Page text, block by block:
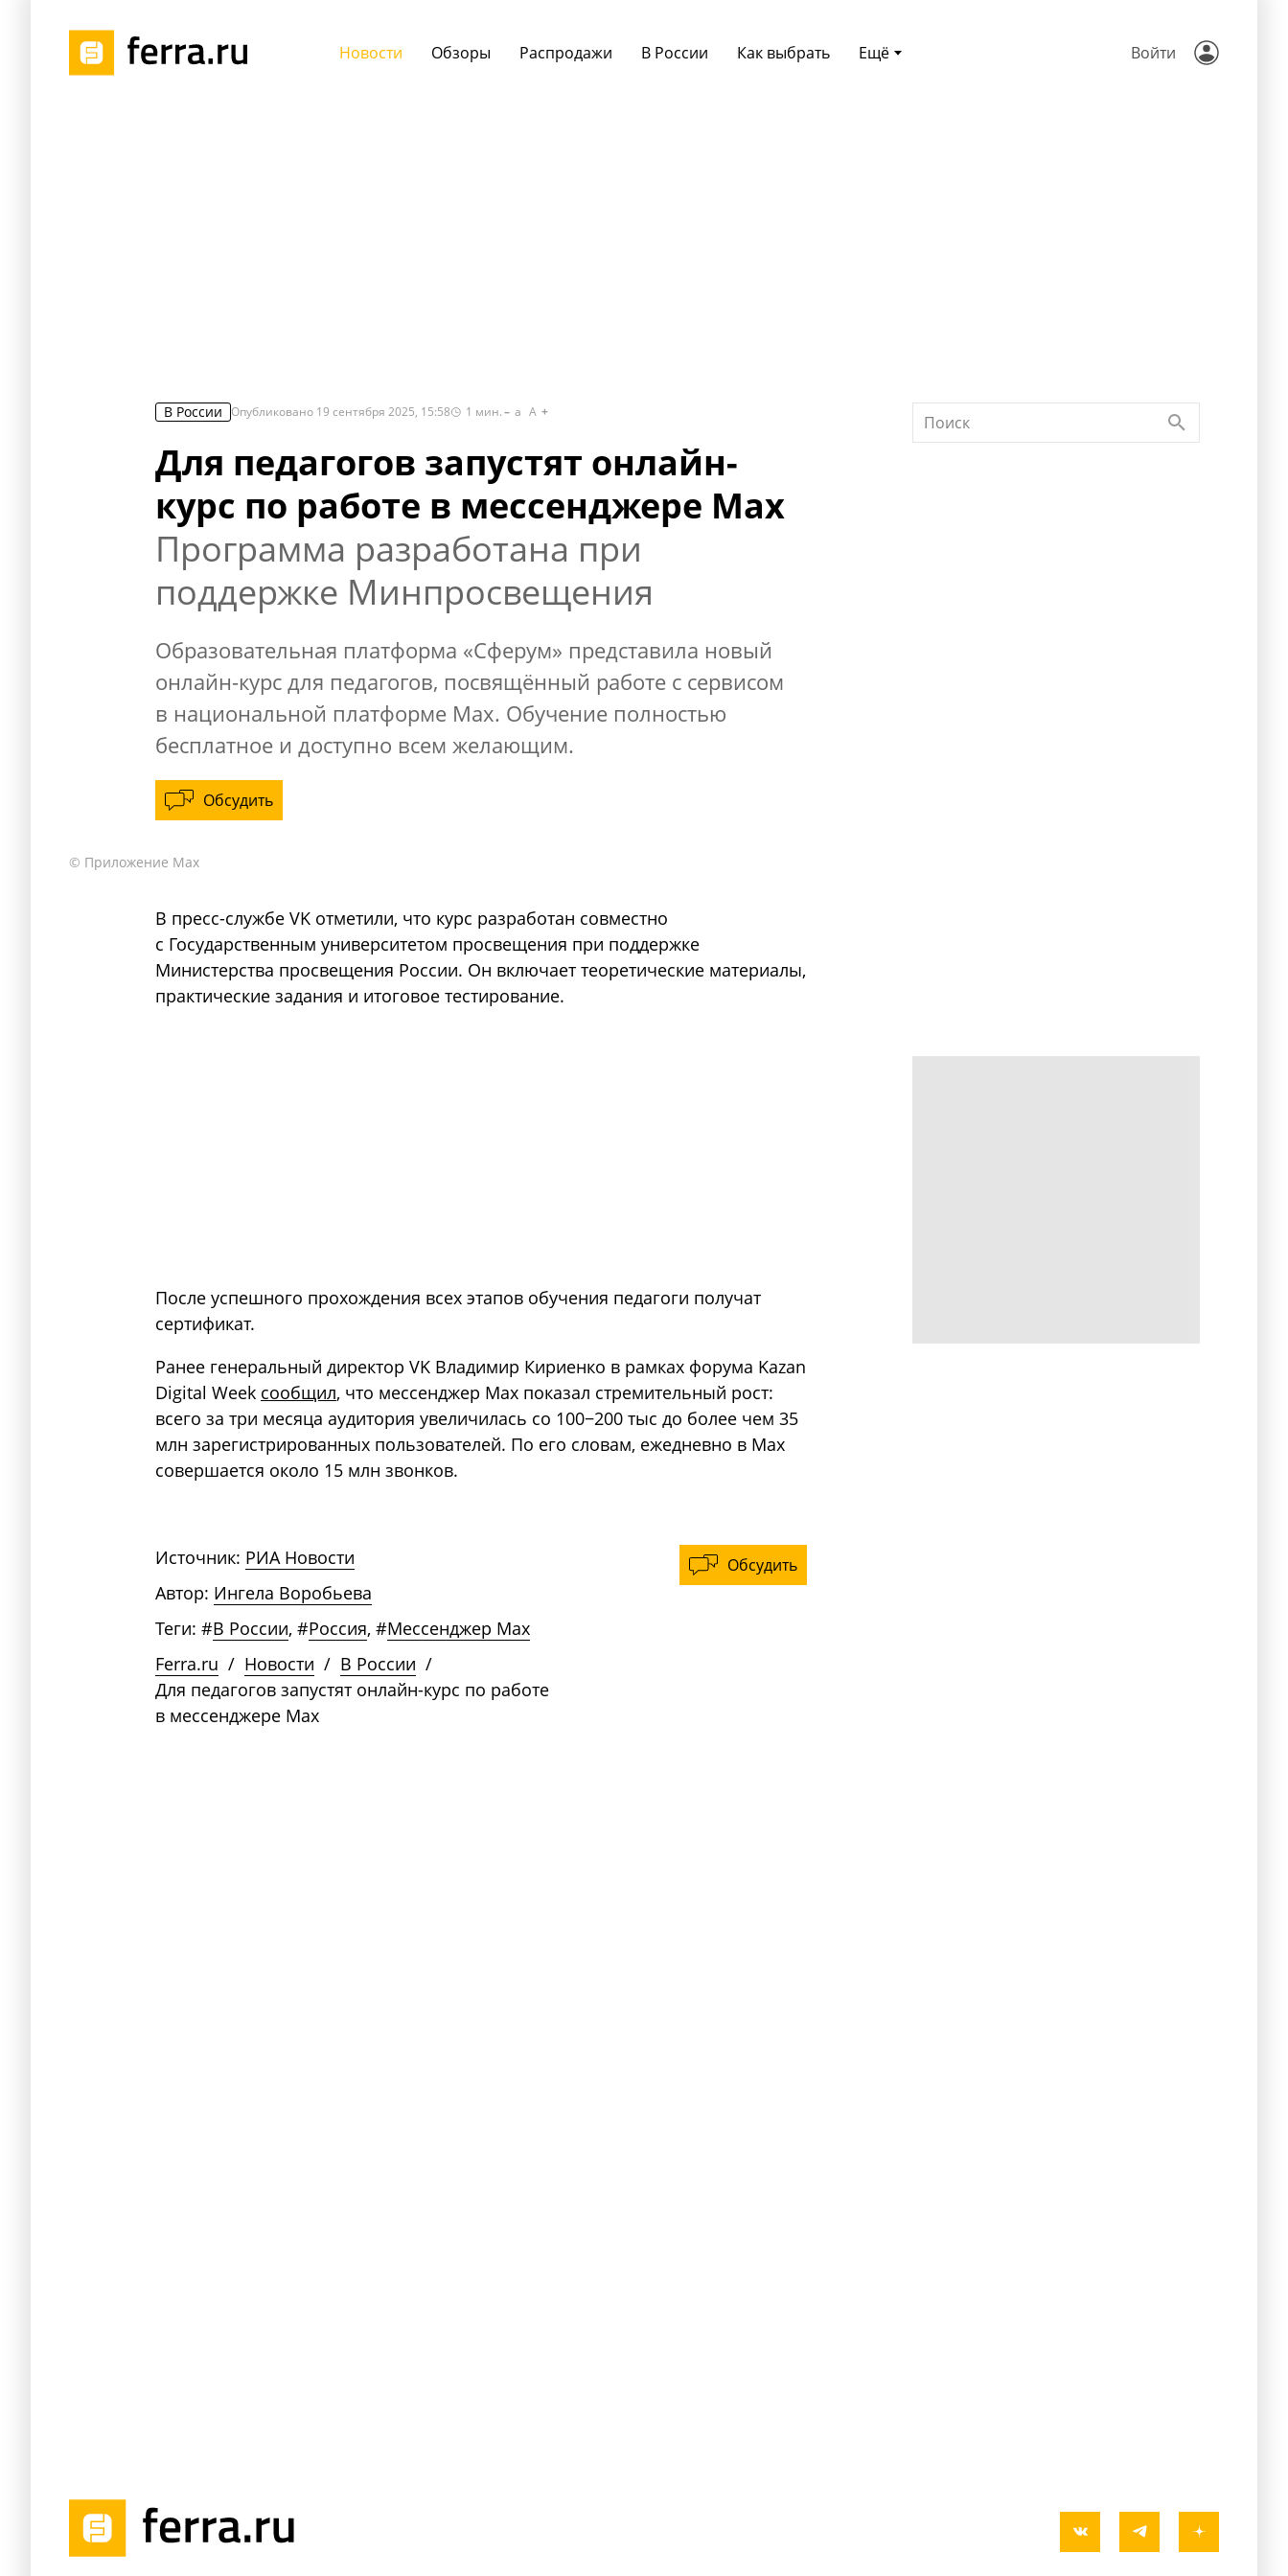
Ещё
Новости Обзоры Распродажи В России Как выбрать Войти
В России Опубликовано 19 сентября 2025, 15:58 1 мин. a A
Для педагогов запустят онлайн-
курс по работе в мессенджере Max
Программа разработана при
поддержке Минпросвещения
Образовательная платформа «Сферум» представила новый
онлайн-курс для педагогов, посвящённый работе с сервисом
в национальной платформе Max. Обучение полностью
бесплатное и доступно всем желающим.
Обсудить
© Приложение Max
В пресс-службе VK отметили, что курс разработан совместно
с Государственным университетом просвещения при поддержке
Министерства просвещения России. Он включает теоретические материалы,
практические задания и итоговое тестирование.
После успешного прохождения всех этапов обучения педагоги получат
сертификат.
Ранее генеральный директор VK Владимир Кириенко в рамках форума Kazan
Digital Week сообщил, что мессенджер Max показал стремительный рост:
всего за три месяца аудитория увеличилась со 100−200 тыс до более чем 35
млн зарегистрированных пользователей. По его словам, ежедневно в Max
совершается около 15 млн звонков.
Обсудить
Источник: РИА Новости
Автор: Ингела Воробьева
Теги: #В России, #Россия, #Мессенджер Max
Ferra.ru / Новости / В России /
Для педагогов запустят онлайн-курс по работе
в мессенджере Max